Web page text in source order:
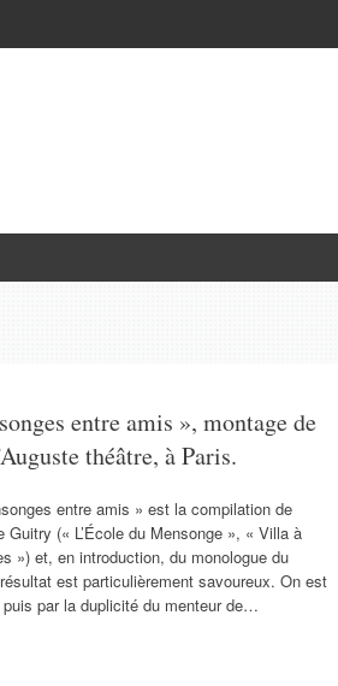
entre amis », montage de
théâtre, à Paris.
entre amis » est la compilation de
(« L’École du Mensonge », « Villa à
») et, en introduction, du monologue du
est particulièrement savoureux. On est
par la duplicité du menteur de…